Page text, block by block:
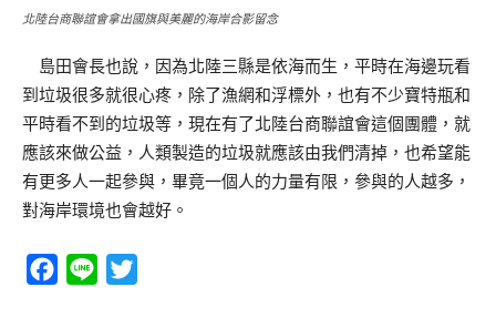
北陸台商聯誼會拿出國旗與美麗的海岸合影留念
島田會長也說，因為北陸三縣是依海而生，平時在海邊玩看
到垃圾很多就很心疼，除了漁網和浮標外，也有不少寶特瓶和
平時看不到的垃圾等，現在有了北陸台商聯誼會這個團體，就
應該來做公益，人類製造的垃圾就應該由我們清掉，也希望能
有更多人一起參與，畢竟一個人的力量有限，參與的人越多，
對海岸環境也會越好。
Facebook
Line